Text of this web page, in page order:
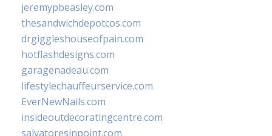
jeremypbeasley.com
thesandwichdepotcos.com
drgiggleshouseofpain.com
hotflashdesigns.com
garagenadeau.com
lifestylechauffeurservice.com
EverNewNails.com
insideoutdecoratingcentre.com
salvatoresinpoint.com